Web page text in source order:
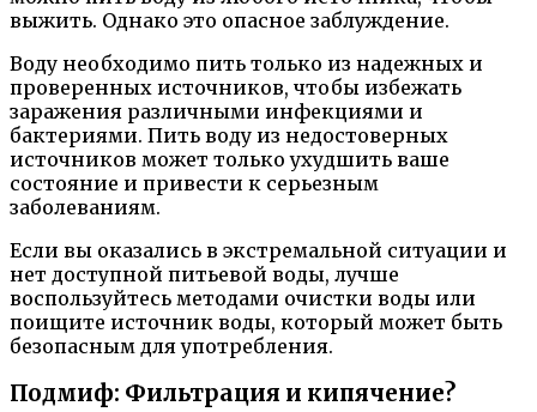
выжить. Однако это опасное заблуждение.
Воду необходимо пить только из надежных и
проверенных источников, чтобы избежать
заражения различными инфекциями и
бактериями. Пить воду из недостоверных
источников может только ухудшить ваше
состояние и привести к серьезным
заболеваниям.
Если вы оказались в экстремальной ситуации и
нет доступной питьевой воды, лучше
воспользуйтесь методами очистки воды или
поищите источник воды, который может быть
безопасным для употребления.
Подмиф: Фильтрация и кипячение?